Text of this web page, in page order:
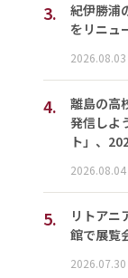
3.
紀伊勝浦
をリニュ
2026.08.03
4.
離島の高
発信しよ
ト」、
5.
リトア
館で展覧
2026.07.30